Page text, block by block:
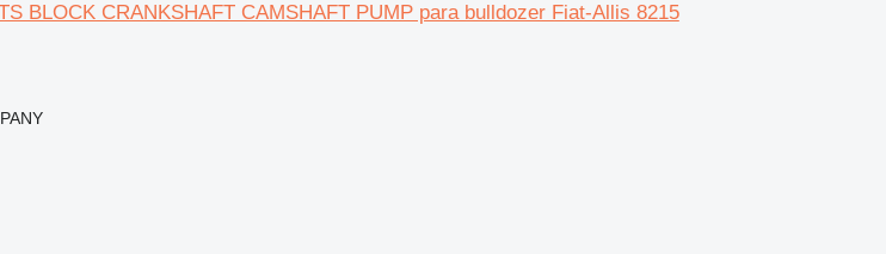
BLOCK CRANKSHAFT CAMSHAFT PUMP para bulldozer Fiat-Allis 8215